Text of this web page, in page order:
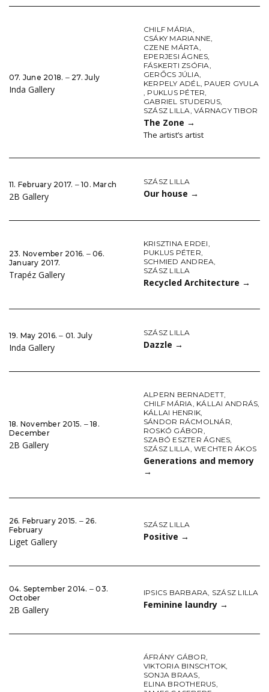
07. June 2018. ‒ 27. July
Inda Gallery
CHILF MÁRIA,
CSÁKY MARIANNE,
CZENE MÁRTA,
EPERJESI ÁGNES,
FÁSKERTI ZSÓFIA,
GERŐCS JÚLIA,
KERPELY ADÉL, PAUER GYULA
, PUKLUS PÉTER,
GABRIEL STUDERUS,
SZÁSZ LILLA,VÁRNAGY TIBOR
The Zone →
The artist’s artist
11. February 2017. ‒ 10. March
2B Gallery
SZÁSZ LILLA
Our house →
23. November 2016. ‒ 06.
January 2017.
Trapéz Gallery
KRISZTINA ERDEI,
PUKLUS PÉTER,
SCHMIED ANDREA,
SZÁSZ LILLA
Recycled Architecture →
19. May 2016. ‒ 01. July
Inda Gallery
SZÁSZ LILLA
Dazzle →
18. November 2015. ‒ 18.
December
2B Gallery
ALPERN BERNADETT,
CHILF MÁRIA, KÁLLAI ANDRÁS,
KÁLLAI HENRIK,
SÁNDOR RÁCMOLNÁR,
ROSKÓ GÁBOR,
SZABÓ ESZTER ÁGNES,
SZÁSZ LILLA,WECHTER ÁKOS
Generations and memory
→
26. February 2015. ‒ 26.
February
Liget Gallery
SZÁSZ LILLA
Positive →
04. September 2014. ‒ 03.
October
2B Gallery
IPSICS BARBARA SZÁSZ LILLA
Feminine laundry →
ÁFRÁNY GÁBOR,
VIKTORIA BINSCHTOK,
SONJA BRAAS,
ELINA BROTHERUS,